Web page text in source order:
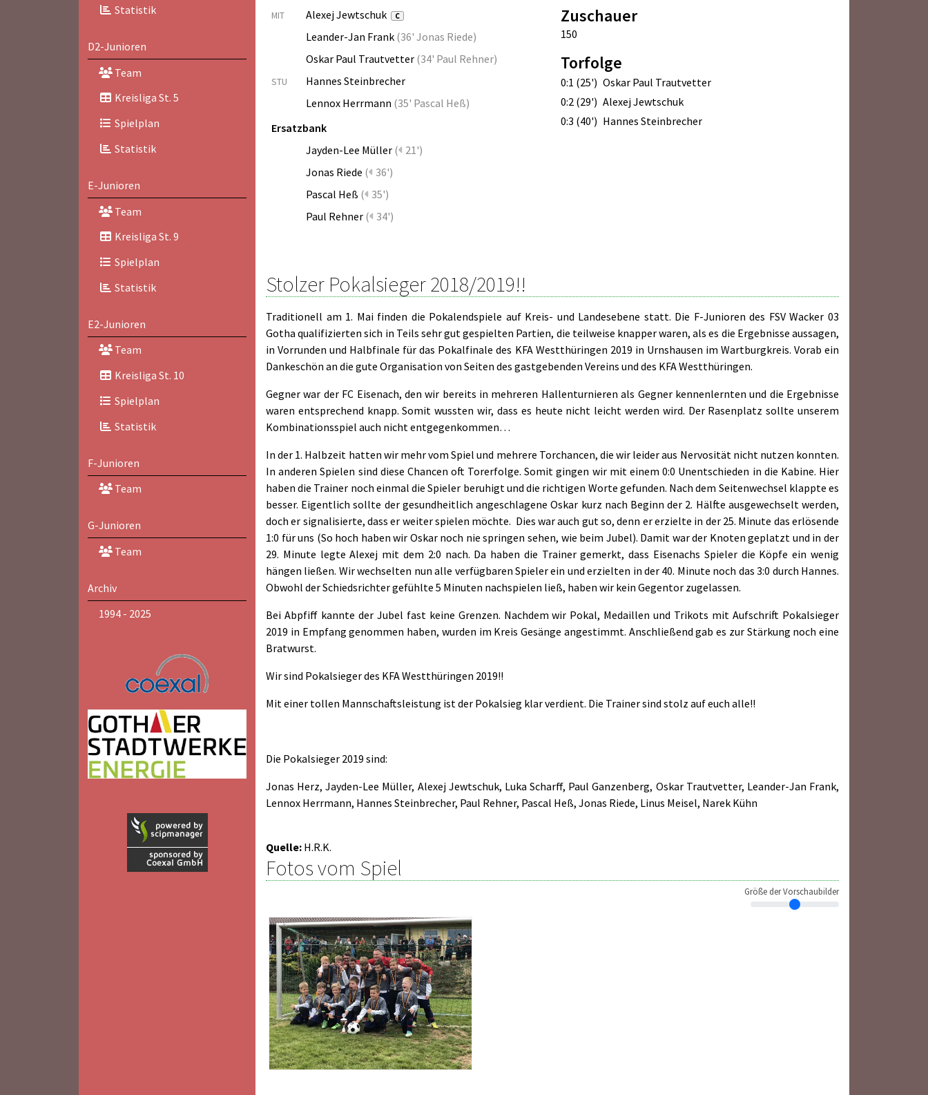
Statistik
D2-Junioren
Team
Kreisliga St. 5
Spielplan
Statistik
E-Junioren
Team
Kreisliga St. 9
Spielplan
Statistik
E2-Junioren
Team
Kreisliga St. 10
Spielplan
Statistik
F-Junioren
Team
G-Junioren
Team
Archiv
1994 - 2025
MIT Alexej Jewtschuk C
Leander-Jan Frank (36' Jonas Riede)
Oskar Paul Trautvetter (34' Paul Rehner)
STU
Hannes Steinbrecher
Lennox Herrmann (35' Pascal Heß)
Ersatzbank
Jayden-Lee Müller ( 21')
Jonas Riede ( 36')
Pascal Heß ( 35')
Paul Rehner ( 34')
Zuschauer
150
Torfolge
0:1 (25') Oskar Paul Trautvetter
0:2 (29') Alexej Jewtschuk
0:3 (40') Hannes Steinbrecher
Stolzer Pokalsieger 2018/2019!!
Traditionell am 1. Mai finden die Pokalendspiele auf Kreis- und Landesebene statt. Die F-Junioren des FSV Wacker 03
Gotha qualifizierten sich in Teils sehr gut gespielten Partien, die teilweise knapper waren, als es die Ergebnisse aussagen,
in Vorrunden und Halbfinale für das Pokalfinale des KFA Westthüringen 2019 in Urnshausen im Wartburgkreis. Vorab ein
Dankeschön an die gute Organisation von Seiten des gastgebenden Vereins und des KFA Westthüringen.
Gegner war der FC Eisenach, den wir bereits in mehreren Hallenturnieren als Gegner kennenlernten und die Ergebnisse
waren entsprechend knapp. Somit wussten wir, dass es heute nicht leicht werden wird. Der Rasenplatz sollte unserem
Kombinationsspiel auch nicht entgegenkommen…
In der 1. Halbzeit hatten wir mehr vom Spiel und mehrere Torchancen, die wir leider aus Nervosität nicht nutzen konnten.
In anderen Spielen sind diese Chancen oft Torerfolge. Somit gingen wir mit einem 0:0 Unentschieden in die Kabine. Hier
haben die Trainer noch einmal die Spieler beruhigt und die richtigen Worte gefunden. Nach dem Seitenwechsel klappte es
besser. Eigentlich sollte der gesundheitlich angeschlagene Oskar kurz nach Beginn der 2. Hälfte ausgewechselt werden,
doch er signalisierte, dass er weiter spielen möchte. Dies war auch gut so, denn er erzielte in der 25. Minute das erlösende
1:0 für uns (So hoch haben wir Oskar noch nie springen sehen, wie beim Jubel). Damit war der Knoten geplatzt und in der
29. Minute legte Alexej mit dem 2:0 nach. Da haben die Trainer gemerkt, dass Eisenachs Spieler die Köpfe ein wenig
hängen ließen. Wir wechselten nun alle verfügbaren Spieler ein und erzielten in der 40. Minute noch das 3:0 durch Hannes.
Obwohl der Schiedsrichter gefühlte 5 Minuten nachspielen ließ, haben wir kein Gegentor zugelassen.
Bei Abpfiff kannte der Jubel fast keine Grenzen. Nachdem wir Pokal, Medaillen und Trikots mit Aufschrift Pokalsieger
2019 in Empfang genommen haben, wurden im Kreis Gesänge angestimmt. Anschließend gab es zur Stärkung noch eine
Bratwurst.
Wir sind Pokalsieger des KFA Westthüringen 2019!!
Mit einer tollen Mannschaftsleistung ist der Pokalsieg klar verdient. Die Trainer sind stolz auf euch alle!!
Die Pokalsieger 2019 sind:
Jonas Herz, Jayden-Lee Müller, Alexej Jewtschuk, Luka Scharff, Paul Ganzenberg, Oskar Trautvetter, Leander-Jan Frank,
Lennox Herrmann, Hannes Steinbrecher, Paul Rehner, Pascal Heß, Jonas Riede, Linus Meisel, Narek Kühn
Quelle: H.R.K.
Fotos vom Spiel
Größe der Vorschaubilder